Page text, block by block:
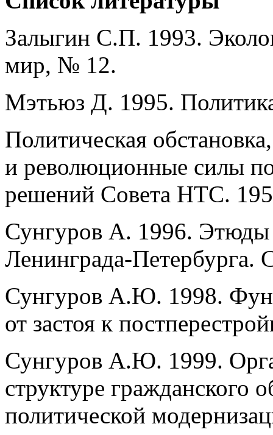
Залыгин С.П. 1993.
мир, № 12.
Мэтьюз Д. 1995.
Политическая
и революционные силы
решений Совета НТС.
Сунгуров А. 1996. Этюды
Ленинграда-Петербурга.
Сунгуров А.Ю. 1998.
от застоя к
Сунгуров А.Ю. 1999.
структуре гражданского
политической